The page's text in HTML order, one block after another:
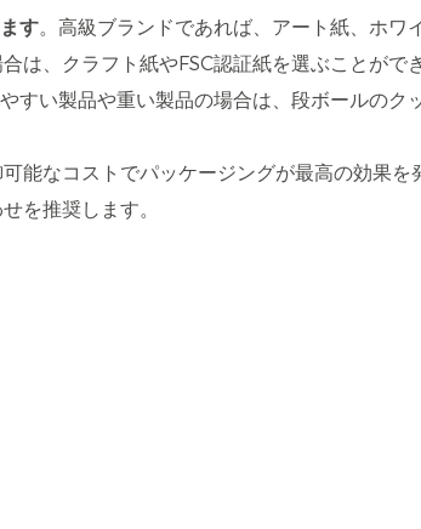
す。高級ブランドであれば、アート紙、ホワ
は、クラフト紙やFSC認証紙を選ぶことがで
すい製品や重い製品の場合は、段ボールのク
能なコストでパッケージングが最高の効果
を推奨します。